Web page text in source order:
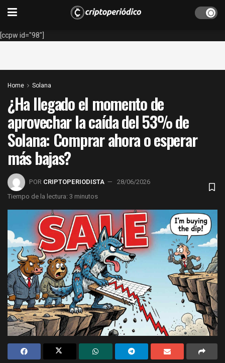
[ccpw id="98"]
Home Solana
¿Ha llegado el momento de
aprovechar la caída del 53% de
Solana: Comprar ahora o esperar
más bajas?
POR CRIPTOPERIODISTA
28/06/2026
Tiempo de la lectura: 3 minutos